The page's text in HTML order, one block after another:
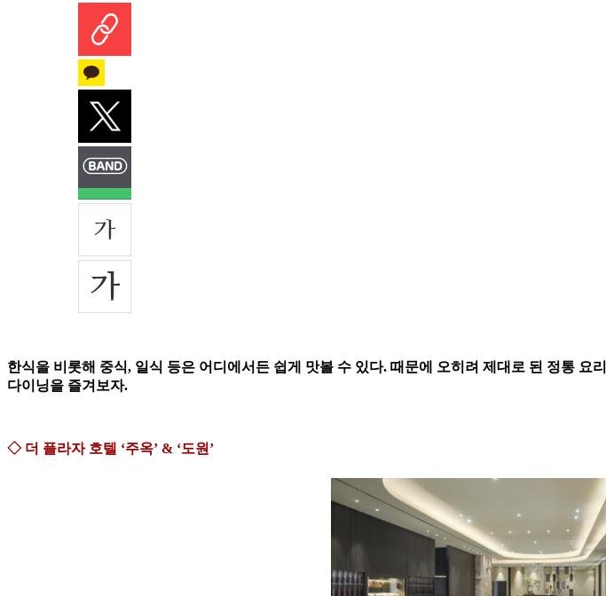
한식을 비롯해 중식, 일식 등은 어디에서든 쉽게 맛볼 수 있다. 때문에 오히려 제대로 된 정통
다이닝을 즐겨보자.
◇ 더 플라자 호텔 ‘주옥’ & ‘도원’